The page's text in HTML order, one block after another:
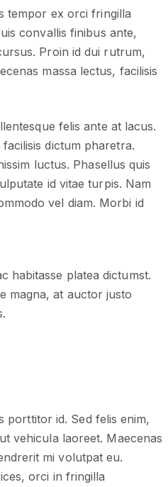
tempor ex orci fringilla
convallis finibus ante,
Proin id dui rutrum,
massa lectus, facilisis
felis ante at lacus.
dictum pharetra.
luctus. Phasellus quis
id vitae turpis. Nam
vel diam. Morbi id
habitasse platea dictumst.
magna, at auctor justo
porttitor id. Sed felis enim,
vehicula laoreet. Maecenas
mi volutpat eu.
orci in fringilla